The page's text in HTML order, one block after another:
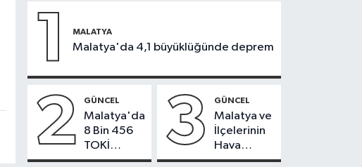
1 MALATYA
Malatya'da 4,1 büyüklüğünde deprem
2 GÜNCEL
Malatya'da
8 Bin 456
TOKİ
Konutunun
3 GÜNCEL
Malatya ve
İlçelerinin
Hava
Durumu -